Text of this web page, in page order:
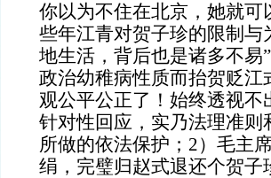
你以为不住在北京，她就可
些年江青对贺子珍的限制
地生活，背后也是诸多不易
政治幼稚病性质而抬贺贬
观公平公正了！始终透视
针对性回应，实乃法理准
所做的依法保护；2）毛主
绢，完璧归赵式退还个贺